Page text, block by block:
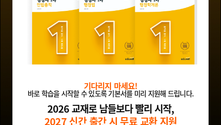
기다리지 마세요!
바로 학습을 시작할 수 있도록 기본서를 미리 지원해 드립니다.
2026 교재로 남들보다 빨리 시작,
2027 신간 출간 시 무료 교환 지원